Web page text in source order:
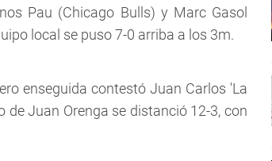
Pau (Chicago Bulls) y Marc Gasol
local se puso 7-0 arriba a los 3m.
enseguida contestó Juan Carlos 'La
Juan Orenga se distanció 12-3, con